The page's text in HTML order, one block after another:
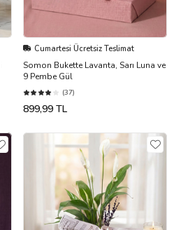
Cumartesi Ücretsiz Teslimat
Somon Bukette Lavanta, Sarı Luna ve
9 Pembe Gül
(37)
899,99 TL